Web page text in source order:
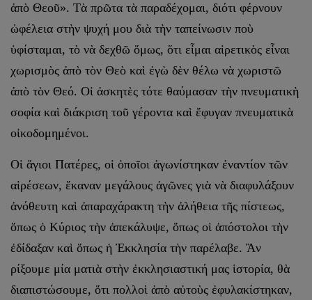
ἀπὸ Θεοῦ». Τὰ πρῶτα τὰ παραδέχομαι, διότι φέρνουν
ὠφέλεια στὴν ψυχή μου διὰ τὴν ταπείνωσιν ποὺ
ὑφίσταμαι, τὸ νὰ δεχθῶ ὅμως, ὅτι εἶμαι αἱρετικὸς εἶναι
χωρισμὸς ἀπὸ τὸν Θεὸ καὶ ἐγὼ δὲν θέλω νὰ χωριστῶ
ἀπὸ τὸν Θεό. Οἱ ἀσκητὲς τότε θαύμασαν τὴν πνευματικὴ
σοφία καὶ διάκριση τοῦ γέροντα καὶ ἔφυγαν πνευματικὰ
οἰκοδομημένοι.
Οἱ ἅγιοι Πατέρες, οἱ ὁποῖοι ἀγωνίστηκαν ἐναντίον τῶν
αἱρέσεων, ἔκαναν μεγάλους ἀγῶνες γιὰ νὰ διαφυλάξουν
ἀνόθευτη καὶ ἀπαραχάρακτη τὴν ἀλήθεια τῆς πίστεως,
ὅπως ὁ Κύριος τὴν ἀπεκάλυψε, ὅπως οἱ ἀπόστολοι τὴν
ἐδίδαξαν καὶ ὅπως ἡ Ἐκκλησία τὴν παρέλαβε. Ἂν
ρίξουμε μία ματιὰ στὴν ἐκκλησιαστική μας ἱστορία, θὰ
διαπιστώσουμε, ὅτι πολλοὶ ἀπὸ αὐτοὺς ἐφυλακίστηκαν,